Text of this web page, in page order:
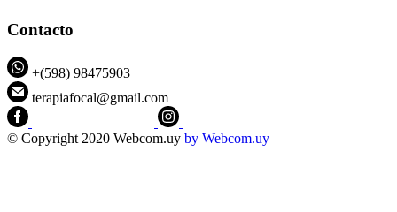
Contacto
+(598) 98475903
terapiafocal@gmail.com
© Copyright 2020 Webcom.uy by Webcom.uy